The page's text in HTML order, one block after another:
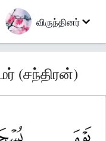
விருந்தினர்
(சந்திரன்)